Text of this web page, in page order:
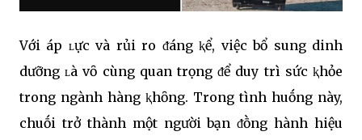
Với áp ʟực và rủi ro ᵭáng ⱪể, việc bổ sung dinh
dưỡng ʟà vȏ cùng quan trọng ᵭể duy trì sức ⱪhỏe
trong ngành hàng ⱪhȏng. Trong tình huṓng này,
chuṓi trở thành một người bạn ᵭṑng hành hiệu